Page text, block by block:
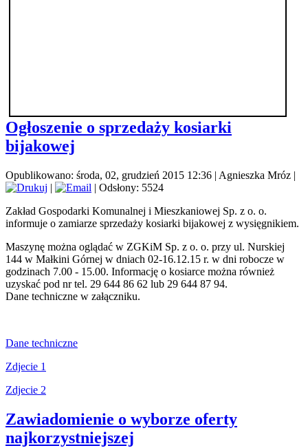
Ogłoszenie o sprzedaży kosiarki
bijakowej
Opublikowano: środa, 02, grudzień 2015 12:36 | Agnieszka Mróz |
|
| Odsłony: 5524
Zakład Gospodarki Komunalnej i Mieszkaniowej Sp. z o. o.
informuje o zamiarze sprzedaży kosiarki bijakowej z wysięgnikiem.
Maszynę można oglądać w ZGKiM Sp. z o. o. przy ul. Nurskiej
144 w Małkini Górnej w dniach 02-16.12.15 r. w dni robocze w
godzinach 7.00 - 15.00. Informację o kosiarce można również
uzyskać pod nr tel. 29 644 86 62 lub 29 644 87 94.
Dane techniczne w załączniku.
Dane techniczne
Zdjecie 1
Zdjecie 2
Zawiadomienie o wyborze oferty
najkorzystniejszej